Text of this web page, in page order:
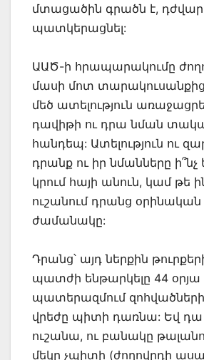
մտացածին գրածն է, դժվար
պատկերացնել:
ԱԱԾ-ի հրապարակումը
մասի մոտ
մեծ ատելություն
դավիթի ու դրա նման
հանդեպ: Ատելություն ու
դրանք ու իր նմանները ի՞նչ
կրում հայի անուն, կամ թե
ուշանում դրանց
ժամանակը:
Դրանց՝ այդ ներքին
պատժի ենթարկելը 44 օրյա
պատերազմում
վրեժը պիտի դառնա: Եվ
ուշանա, ու բանակը
մեկը չպիտի (ժողովրդի